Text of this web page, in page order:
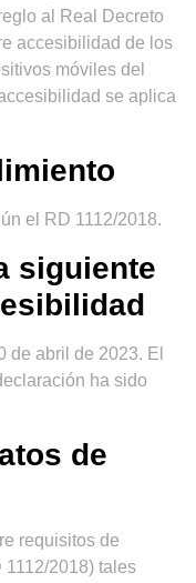
al Real Decreto
accesibilidad de los
móviles del
se aplica
el RD 1112/2018.
siguiente
de abril de 2023. El
ha sido
de
requisitos de
2018) tales